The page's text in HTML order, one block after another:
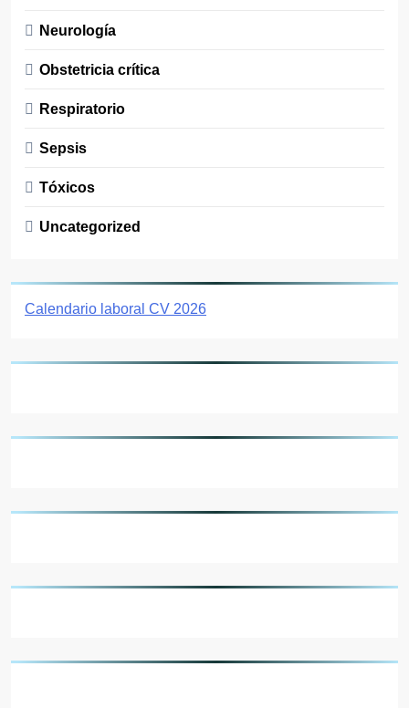
Neurología
Obstetricia crítica
Respiratorio
Sepsis
Tóxicos
Uncategorized
Calendario laboral CV 2026